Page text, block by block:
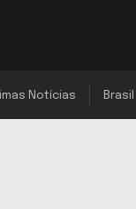
Notícias Brasil